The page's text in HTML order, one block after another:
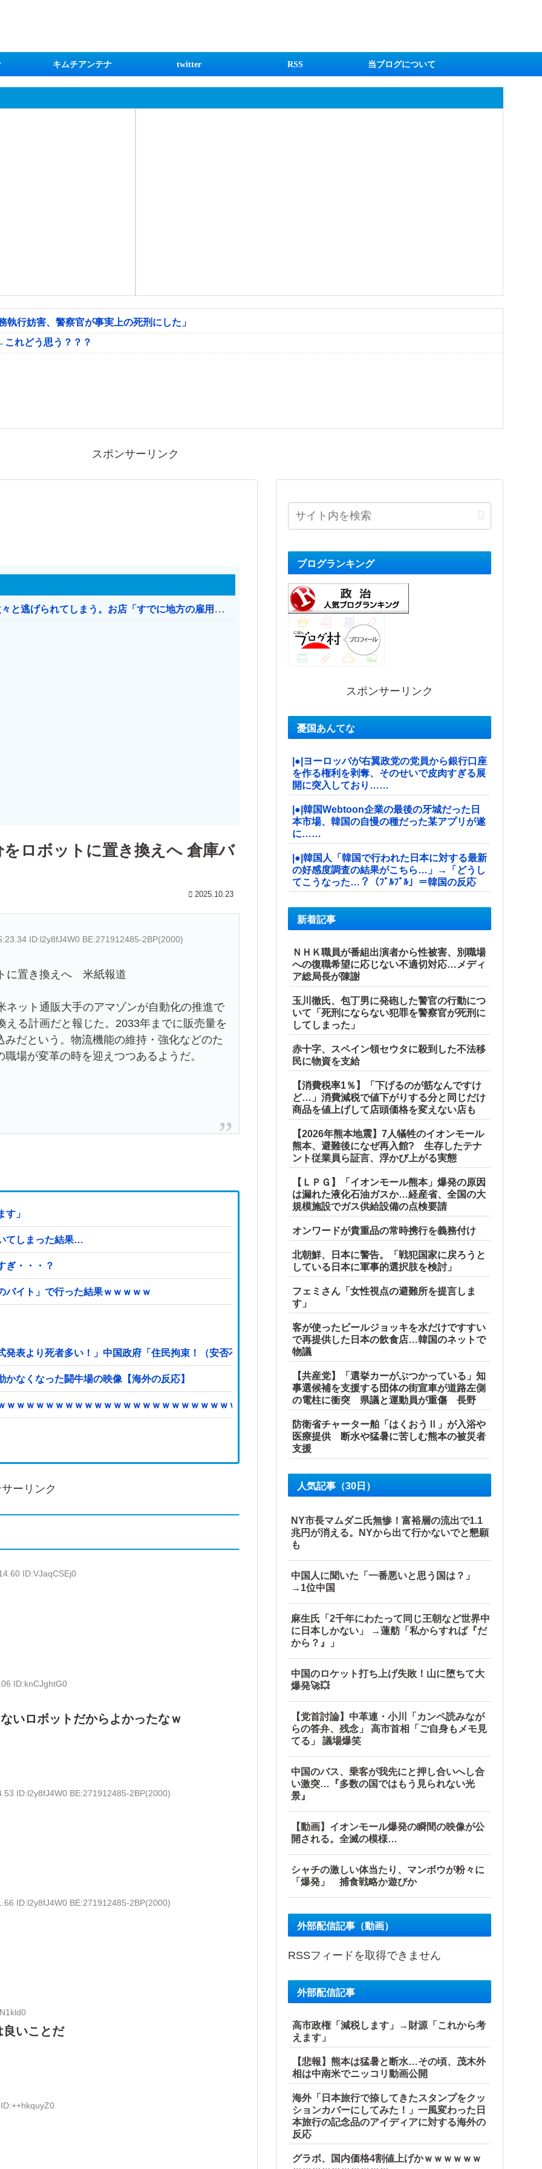
キムチアンテナ twitter RSS 当ブログについて
行妨害、警察官が事実上の死刑にした」
れどう思う？？？
スポンサーリンク
日本のお店、時給1500円でもミャンマー人に次々と逃げられてしまう。お店「すでに地方の雇用は崩壊」
ロボットに置き換えへ 倉庫バ
2025.10.23
ID:l2y8fJ4W0 BE:271912485-2BP(2000)
に置き換えへ 米紙報道
ット通販大手のアマゾンが自動化の推進で
る計画だと報じた。2033年までに販売量を
だという。物流機能の維持・強化などのた
場が変革の時を迎えつつあるようだ。
」
てしまった結果…
ぎ・・・？
バイト」で行った結果ｗｗｗｗｗ
表より死者多い！」中国政府「住民拘束！（安否不明」中国当局「救助隊動画も削除」台風13号「三峡ダム接近中」→
なくなった闘牛場の映像【海外の反応】
ｗｗｗｗｗｗｗｗｗｗｗｗｗｗｗｗｗｗｗｗｗｗｗｗｗｗｗｗｗｗｗｗｗｗｗｗｗｗｗｗ他
ーリンク
ID:VJaqCSEj0
ID:knCJghtG0
いロボットだからよかったなｗ
ID:l2y8fJ4W0 BE:271912485-2BP(2000)
ID:l2y8fJ4W0 BE:271912485-2BP(2000)
良いことだ
ブログランキング
スポンサーリンク
憂国あんてな
|●|ヨーロッパが右翼政党の党員から銀行口座
を作る権利を剥奪、そのせいで皮肉すぎる展
開に突入しており……
|●|韓国Webtoon企業の最後の牙城だった日
本市場、韓国の自慢の種だった某アプリが遂
に……
|●|韓国人「韓国で行われた日本に対する最新
の好感度調査の結果がこちら…」→「どうし
てこうなった…？（ﾌﾞﾙﾌﾞﾙ」＝韓国の反応
新着記事
ＮＨＫ職員が番組出演者から性被害、別職場
への復職希望に応じない不適切対応…メディ
ア総局長が陳謝
玉川徹氏、包丁男に発砲した警官の行動につ
いて「死刑にならない犯罪を警察官が死刑に
してしまった」
赤十字、スペイン領セウタに殺到した不法移
民に物資を支給
【消費税率1％】「下げるのが筋なんですけ
ど…」消費減税で値下がりする分と同じだけ
商品を値上げして店頭価格を変えない店も
【2026年熊本地震】7人犠牲のイオンモール
熊本、避難後になぜ再入館? 生存したテナ
ント従業員ら証言、浮かび上がる実態
【ＬＰＧ】「イオンモール熊本」爆発の原因
は漏れた液化石油ガスか…経産省、全国の大
規模施設でガス供給設備の点検要請
オンワードが貴重品の常時携行を義務付け
北朝鮮、日本に警告。「戦犯国家に戻ろうと
している日本に軍事的選択肢を検討」
フェミさん「女性視点の避難所を提言しま
す」
客が使ったビールジョッキを水だけですすい
で再提供した日本の飲食店…韓国のネットで
物議
【共産党】「選挙カーがぶつかっている」知
事選候補を支援する団体の街宣車が道路左側
の電柱に衝突 県議と運動員が重傷 長野
防衛省チャーター舶「はくおうⅡ」が入浴や
医療提供 断水や猛暑に苦しむ熊本の被災者
支援
人気記事（30日）
NY市長マムダニ氏無惨！富裕層の流出で1.1
兆円が消える。NYから出て行かないでと懇願
も
中国人に聞いた「一番悪いと思う国は？」
→1位中国
麻生氏「2千年にわたって同じ王朝など世界中
に日本しかない」 →蓮舫「私からすれば『だ
から？』」
中国のロケット打ち上げ失敗！山に堕ちて大
爆発🚀💥
【党首討論】中革連・小川「カンペ読みなが
らの答弁、残念」 高市首相「ご自身もメモ見
てる」 議場爆笑
中国のバス、乗客が我先にと押し合いへし合
い激突…『多数の国ではもう見られない光
景』
【動画】イオンモール爆発の瞬間の映像が公
開される。全滅の模様…
シャチの激しい体当たり、マンボウが粉々に
「爆発」 捕食戦略か遊びか
外部配信記事（動画）
RSSフィードを取得できません
外部配信記事
高市政権「減税します」→財源「これから考
えます」
【悲報】熊本は猛暑と断水…その頃、茂木外
相は中南米でニッコリ動画公開
海外「日本旅行で捺してきたスタンプをクッ
ションカバーにしてみた！」一風変わった日
本旅行の記念品のアイディアに対する海外の
反応
グラボ、国内価格4割値上げかｗｗｗｗｗｗ